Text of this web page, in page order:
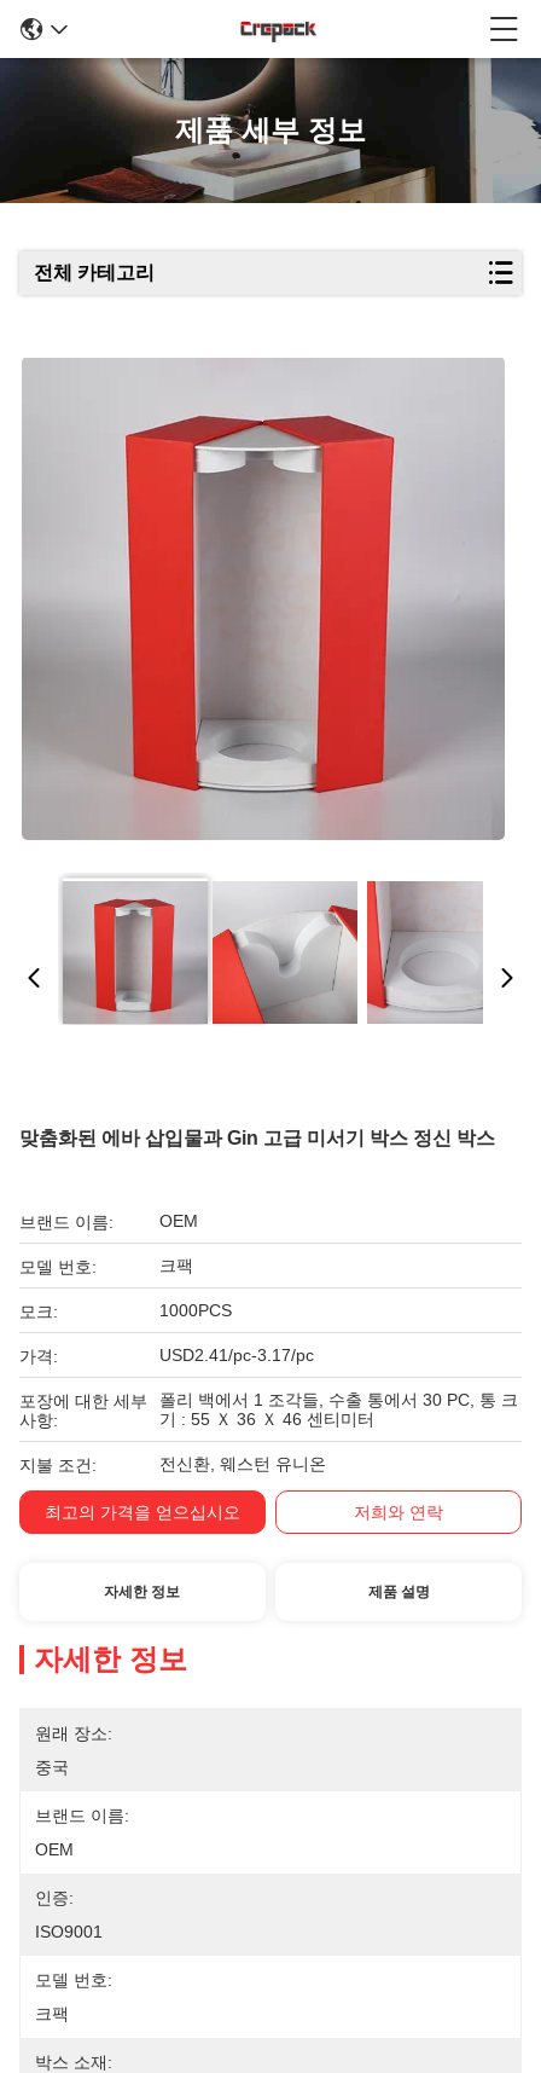
제품 세부 정보
전체 카테고리
맞춤화된 에바 삽입물과 Gin 고급 미서기 박스 정신 박스
브랜드 이름: OEM
모델 번호: 크팩
모크: 1000PCS
가격: USD2.41/pc-3.17/pc
포장에 대한 세부
사항:
폴리 백에서 1 조각들, 수출 통에서 30 PC, 통 크
기 : 55 Ｘ 36 Ｘ 46 센티미터
지불 조건: 전신환, 웨스턴 유니온
최고의 가격을 얻으십시오 저희와 연락
자세한 정보 제품 설명
자세한 정보
원래 장소:
중국
브랜드 이름:
OEM
인증:
ISO9001
모델 번호:
크팩
박스 소재: